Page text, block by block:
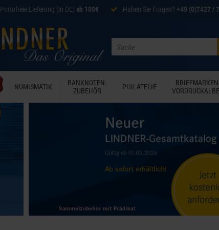
Portofreie Lieferung (in DE) ab 100€ Haben Sie Fragen? +49 (0)7427 /
NUMISMATIK
BANKNOTEN-
ZUBEHÖR
PHILATELIE